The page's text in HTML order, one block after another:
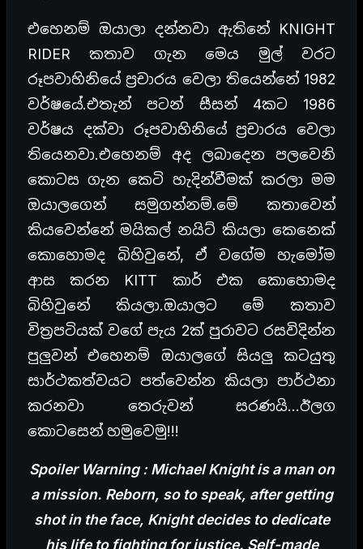
එහෙනම් ඔයාලා දන්නවා ඇතිනේ KNIGHT
RIDER කතාව ගැන මෙය මුල් වරට
රූපවාහිනියේ ප්‍රචාරය වෙලා තියෙන්නේ 1982
වර්ෂයේ.එතැන් පටන් සීසන් 4කට 1986
වර්ෂය දක්වා රූපවාහිනියේ ප්‍රචාරය වෙලා
තියෙනවා.එහෙනම් අද ලබාදෙන පලවෙනි
කොටස ගැන කෙටි හැදින්වීමක් කරලා මම
ඔයාලගෙන් සමුගන්නම්.මේ කතාවෙන්
කියවෙන්නේ මයිකල් නයිට් කියලා කෙනෙක්
කොහොමද බිහිවුනේ, ඒ වගේම හැමෝම
ආස කරන KITT කාර් එක කොහොමද
බිහිවුනේ කියලා.ඔයාලට මේ කතාව
විත්‍රපටියක් වගේ පැය 2ක් පුරාවට රසවිදින්න
පුලුවන් එහෙනම් ඔයාලගේ සියලු කටයුතු
සාර්ථකත්වයට පත්වෙන්න කියලා පාර්ථනා
කරනවා තෙරුවන් සරණයි…ඊලග
කොටසෙන් හමුවෙමු!!!
Spoiler Warning : Michael Knight is a man on
a mission. Reborn, so to speak, after getting
shot in the face, Knight decides to dedicate
his life to fighting for justice. Self-made